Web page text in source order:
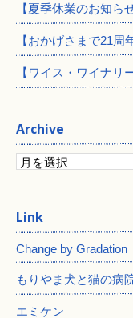
【夏季休業のお知らせ
【おかげさまで21周
【ワイス・ワイナリ
Archive
Change by Gradation
もりやま犬と猫の病
エミケン